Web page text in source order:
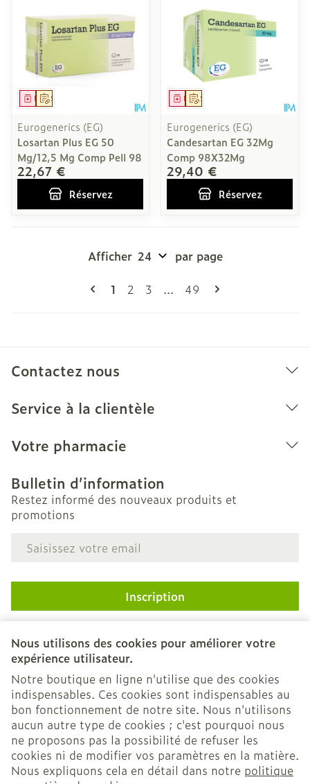
Nous utilisons des cookies pour améliorer votre
expérience utilisateur.
Notre boutique en ligne n'utilise que des cookies
indispensables. Ces cookies sont indispensables au
bon fonctionnement de notre site. Nous n'utilisons
aucun autre type de cookies ; c'est pourquoi nous
ne proposons pas la possibilité de refuser les
cookies ni de modifier vos paramètres en la matière.
Nous expliquons cela en détail dans notre politique
Sur prescription
Médicament
Eurogenerics (EG)
Losartan Plus EG 50
Mg/12,5 Mg Comp Pell 98
22,67 €
Réservez
Sur prescription
Médicament
Eurogenerics (EG)
Candesartan EG 32Mg
Comp 98X32Mg
29,40 €
Réservez
Vous lisez actuellement la page
1 Page
2 Page
3 ... Page
49
Afficher par page
Contactez nous
Service à la clientèle
Votre pharmacie
Bulletin d’information
Restez informé des nouveaux produits et
promotions
Adresse mail
Inscription
En cliquant sur s'abonner, vous vous abonnez à notre
newsletter et acceptez notrepolitique de confidentialité
Liens légaux